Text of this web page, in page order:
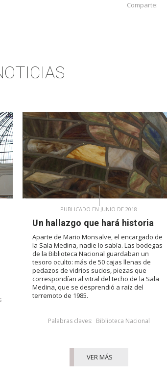
Comparte:
PUBLICADO EN JUNIO DE 2018
Un hallazgo que hará historia
Aparte de Mario Monsalve, el encargado de
la Sala Medina, nadie lo sabía. Las bodegas
de la Biblioteca Nacional guardaban un
tesoro oculto: más de 50 cajas llenas de
pedazos de vidrios sucios, piezas que
correspondían al vitral del techo de la Sala
Medina, que se desprendió a raíz del
terremoto de 1985.
Palabras claves: Biblioteca Nacional
VER MÁS